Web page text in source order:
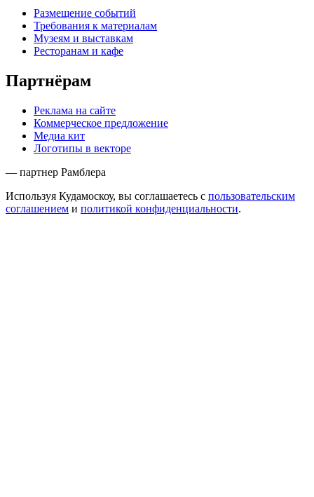
Размещение событий
Требования к материалам
Музеям и выставкам
Ресторанам и кафе
Партнёрам
Реклама на сайте
Коммерческое предложение
Медиа кит
Логотипы в векторе
— партнер Рамблера
Используя Кудамоскоу, вы соглашаетесь с пользовательским
соглашением и политикой конфиденциальности.